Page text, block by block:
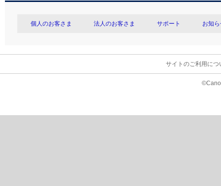
個人のお客さま 法人のお客さま サポート お知
サイトのご利用につ